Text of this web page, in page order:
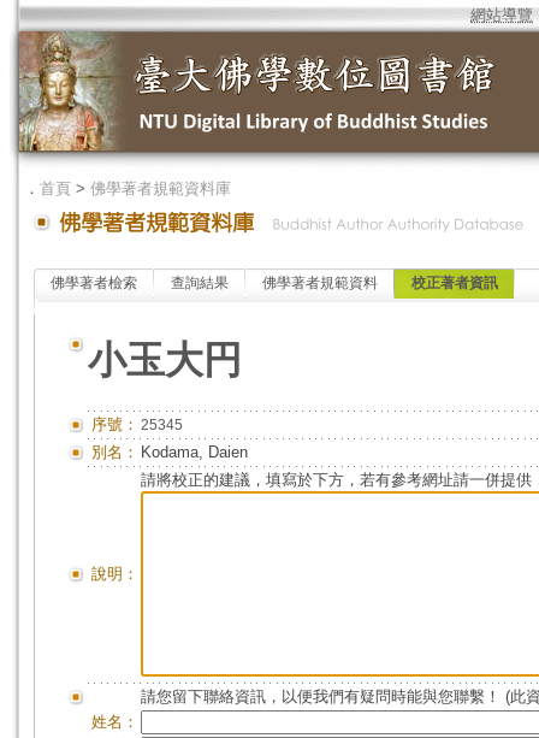
網站導覽
． 首頁 > 佛學著者規範資料庫
佛學著者檢索 查詢結果 佛學著者規範資料 校正著者資訊
小玉大円
序號： 25345
別名： Kodama, Daien
說明：
請將校正的建議，填寫於下方，若有參考網址請一併提供
請您留下聯絡資訊，以便我們有疑問時能與您聯繫！ (此
姓名：